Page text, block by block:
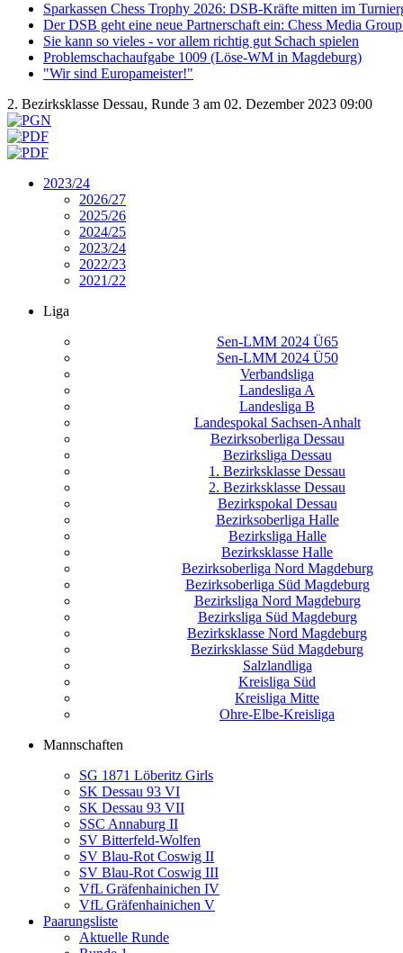
Sparkassen Chess Trophy 2026: DSB-Kräfte mitten im
Der DSB geht eine neue Partnerschaft ein: Chess Media
Sie kann so vieles - vor allem richtig gut Schach spielen
Problemschachaufgabe 1009 (Löse-WM in Magdeburg)
"Wir sind Europameister!"
2. Bezirksklasse Dessau, Runde 3 am 02. Dezember 2023 09:00
2023/24
2026/27
2025/26
2024/25
2023/24
2022/23
2021/22
Liga
Sen-LMM 2024 Ü65
Sen-LMM 2024 Ü50
Verbandsliga
Landesliga A
Landesliga B
Landespokal Sachsen-Anhalt
Bezirksoberliga Dessau
Bezirksliga Dessau
1. Bezirksklasse Dessau
2. Bezirksklasse Dessau
Bezirkspokal Dessau
Bezirksoberliga Halle
Bezirksliga Halle
Bezirksklasse Halle
Bezirksoberliga Nord Magdeburg
Bezirksoberliga Süd Magdeburg
Bezirksliga Nord Magdeburg
Bezirksliga Süd Magdeburg
Bezirksklasse Nord Magdeburg
Bezirksklasse Süd Magdeburg
Salzlandliga
Kreisliga Süd
Kreisliga Mitte
Ohre-Elbe-Kreisliga
Mannschaften
SG 1871 Löberitz Girls
SK Dessau 93 VI
SK Dessau 93 VII
SSC Annaburg II
SV Bitterfeld-Wolfen
SV Blau-Rot Coswig II
SV Blau-Rot Coswig III
VfL Gräfenhainichen IV
VfL Gräfenhainichen V
Paarungsliste
Aktuelle Runde